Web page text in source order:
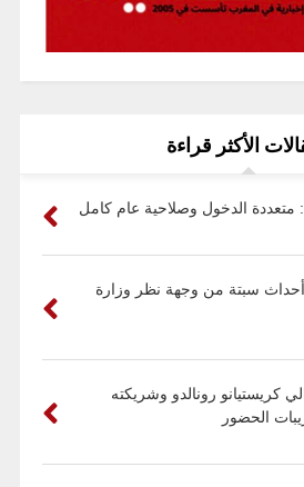
الأكثر قراءة
متعددة الدخول وصلاحية عام كامل
سبتة من وجهة نظر وزارة
كريستيانو رونالدو وشريكته
الحضور